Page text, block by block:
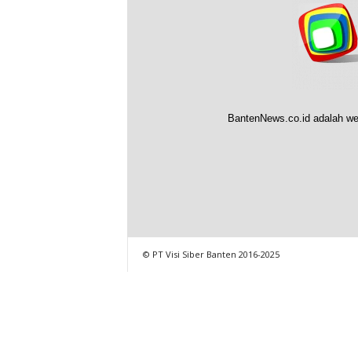
BantenNews.co.id adalah
© PT Visi Siber Banten 2016-2025